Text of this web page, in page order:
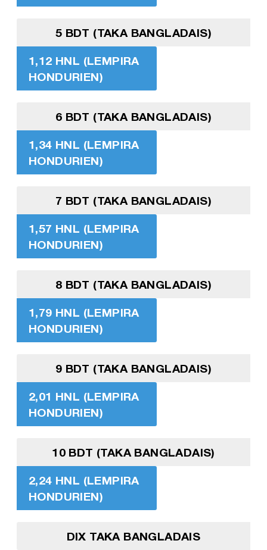
5 BDT (TAKA BANGLADAIS)
1,12 HNL (LEMPIRA
HONDURIEN)
6 BDT (TAKA BANGLADAIS)
1,34 HNL (LEMPIRA
HONDURIEN)
7 BDT (TAKA BANGLADAIS)
1,57 HNL (LEMPIRA
HONDURIEN)
8 BDT (TAKA BANGLADAIS)
1,79 HNL (LEMPIRA
HONDURIEN)
9 BDT (TAKA BANGLADAIS)
2,01 HNL (LEMPIRA
HONDURIEN)
10 BDT (TAKA BANGLADAIS)
2,24 HNL (LEMPIRA
HONDURIEN)
DIX TAKA BANGLADAIS